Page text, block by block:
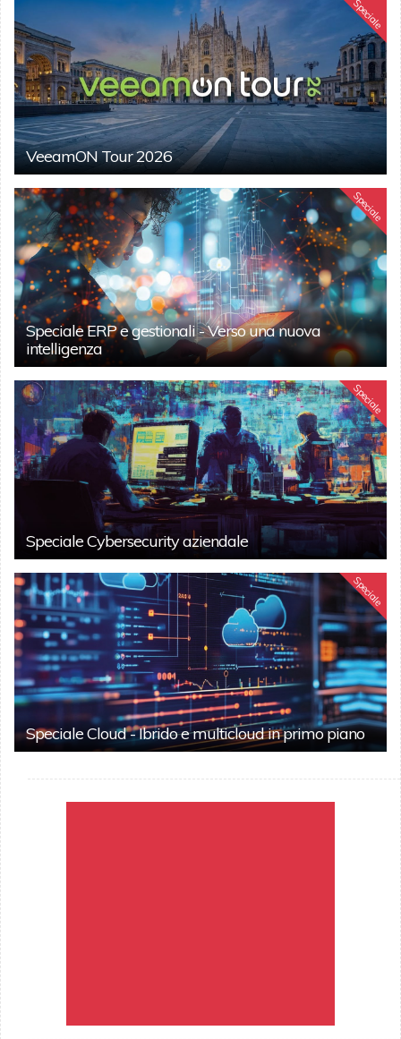
Speciale
VeeamON Tour 2026
Speciale
Speciale ERP e gestionali - Verso una nuova
intelligenza
Speciale
Speciale Cybersecurity aziendale
Speciale
Speciale Cloud - Ibrido e multicloud in primo piano